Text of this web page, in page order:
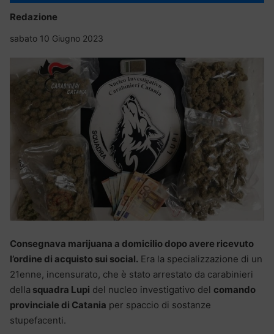
Redazione
sabato 10 Giugno 2023
Consegnava marijuana a domicilio dopo avere ricevuto
l’ordine di acquisto sui social. Era la specializzazione di un
21enne, incensurato, che è stato arrestato da carabinieri
della squadra Lupi del nucleo investigativo del comando
provinciale di Catania per spaccio di sostanze
stupefacenti.